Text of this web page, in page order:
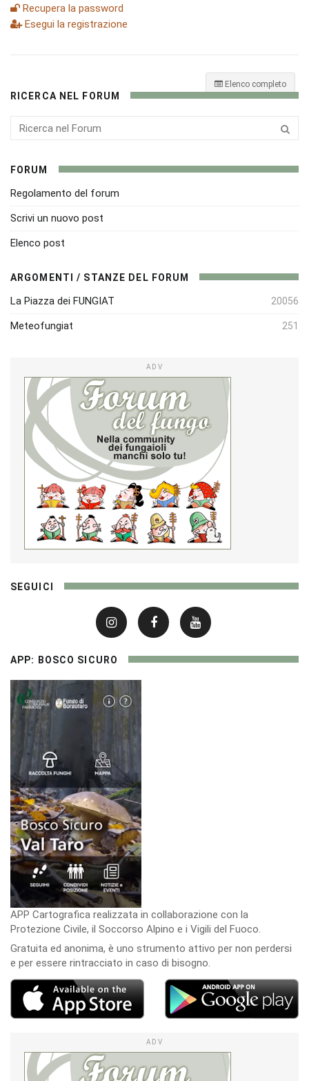
Recupera la password
Esegui la registrazione
Elenco completo
RICERCA NEL FORUM
FORUM
Regolamento del forum
Scrivi un nuovo post
Elenco post
ARGOMENTI / STANZE DEL FORUM
La Piazza dei FUNGIAT 20056
Meteofungiat 251
ADV
SEGUICI
APP: BOSCO SICURO
APP Cartografica realizzata in collaborazione con la
Protezione Civile, il Soccorso Alpino e i Vigili del Fuoco.
Gratuita ed anonima, è uno strumento attivo per non perdersi
e per essere rintracciato in caso di bisogno.
ADV